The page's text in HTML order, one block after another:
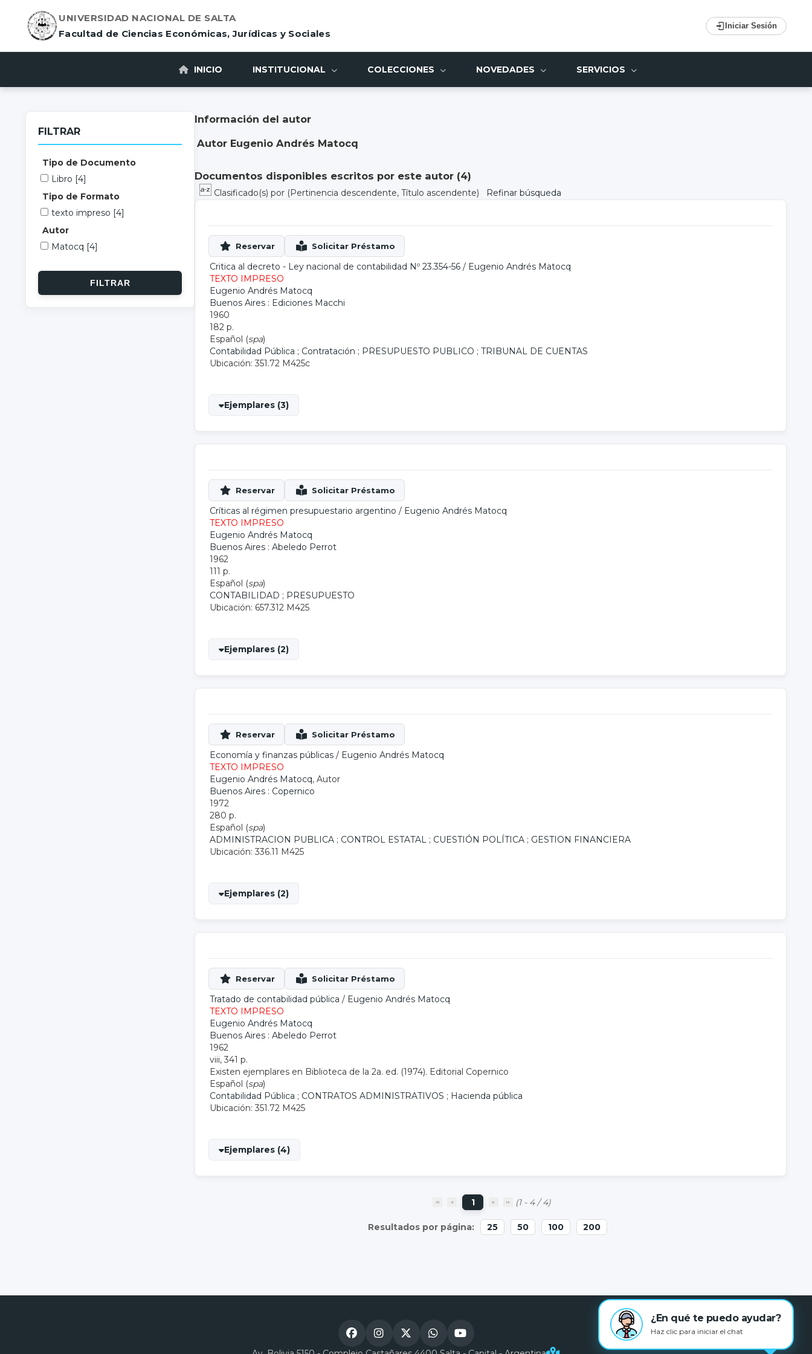
UNIVERSIDAD NACIONAL DE SALTA
Facultad de Ciencias Económicas, Jurídicas y Sociales
Iniciar Sesión
INICIO INSTITUCIONAL COLECCIONES NOVEDADES SERVICIOS
Información del autor
Autor Eugenio Andrés Matocq
Documentos disponibles escritos por este autor (4)
Clasificado(s) por (Pertinencia descendente, Título ascendente) Refinar búsqueda
Critica al decreto - Ley nacional de contabilidad Nº 23.354-56 / Eugenio Andrés Matocq
TEXTO IMPRESO
Eugenio Andrés Matocq
Buenos Aires : Ediciones Macchi
1960
182 p.
Español (spa)
Contabilidad Pública ; Contratación ; PRESUPUESTO PUBLICO ; TRIBUNAL DE CUENTAS
Ubicación: 351.72 M425c
Ejemplares (3)
Críticas al régimen presupuestario argentino / Eugenio Andrés Matocq
TEXTO IMPRESO
Eugenio Andrés Matocq
Buenos Aires : Abeledo Perrot
1962
111 p.
Español (spa)
CONTABILIDAD ; PRESUPUESTO
Ubicación: 657.312 M425
Ejemplares (2)
Economía y finanzas públicas / Eugenio Andrés Matocq
TEXTO IMPRESO
Eugenio Andrés Matocq, Autor
Buenos Aires : Copernico
1972
280 p.
Español (spa)
ADMINISTRACION PUBLICA ; CONTROL ESTATAL ; CUESTIÓN POLÍTICA ; GESTION FINANCIERA
Ubicación: 336.11 M425
Ejemplares (2)
Tratado de contabilidad pública / Eugenio Andrés Matocq
TEXTO IMPRESO
Eugenio Andrés Matocq
Buenos Aires : Abeledo Perrot
1962
viii, 341 p.
Existen ejemplares en Biblioteca de la 2a. ed. (1974). Editorial Copernico
Español (spa)
Contabilidad Pública ; CONTRATOS ADMINISTRATIVOS ; Hacienda pública
Ubicación: 351.72 M425
Ejemplares (4)
1 (1 - 4 / 4)
25 50 100 200
FILTRAR
Tipo de Documento
Libro [4]
Tipo de Formato
texto impreso [4]
Autor
Matocq [4]
¿En qué te puedo ayudar?
Haz clic para iniciar el chat